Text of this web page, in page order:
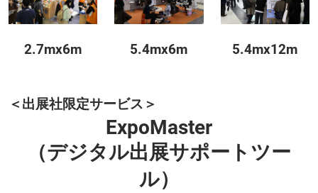
2.7mx6m 5.4mx6m 5.4mx12m
＜出展社限定サービス＞
ExpoMaster
（デジタル出展サポートツー
ル）